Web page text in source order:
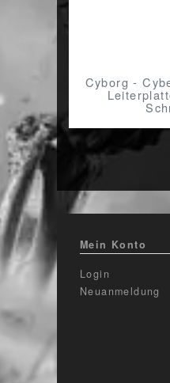
Cyborg -
Mein Konto
Login
Neuanmeldung